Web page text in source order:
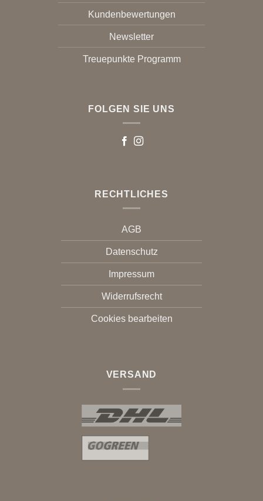
Kundenbewertungen
Newsletter
Treuepunkte Programm
FOLGEN SIE UNS
RECHTLICHES
AGB
Datenschutz
Impressum
Widerrufsrecht
Cookies bearbeiten
VERSAND